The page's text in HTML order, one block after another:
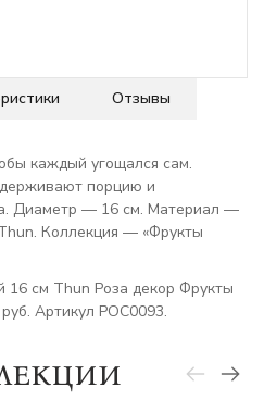
Отзывы
каждый угощался сам.
порцию и
Диаметр — 16 см. Материал —
Коллекция — «Фрукты
16 см Thun Роза декор Фрукты
Артикул РОС0093.